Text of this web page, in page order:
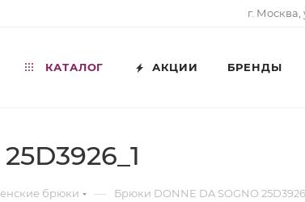
г. Москва,
КАТАЛОГ АКЦИИ БРЕНДЫ
брюки — Брюки DONNE DA SOGNO